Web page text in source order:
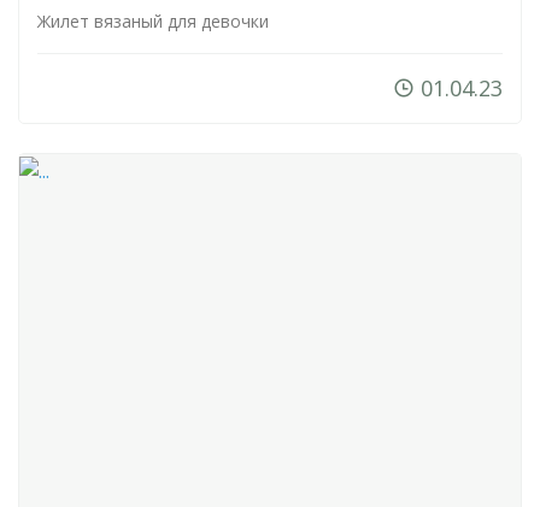
Жилет вязаный для девочки
01.04.23